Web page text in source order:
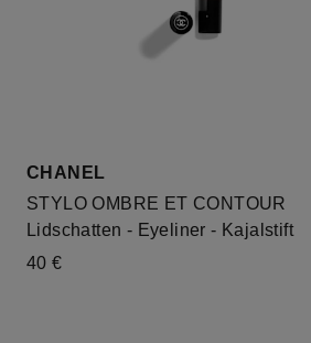
CHANEL
STYLO OMBRE ET CONTOUR
Lidschatten - Eyeliner - Kajalstift
40 €